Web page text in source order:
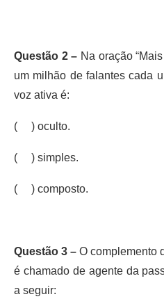
Questão 2 – Na oração
um milhão de falantes cada
voz ativa é:
( ) oculto.
( ) simples.
( ) composto.
Questão 3 – O complemento
é chamado de agente da
a seguir: